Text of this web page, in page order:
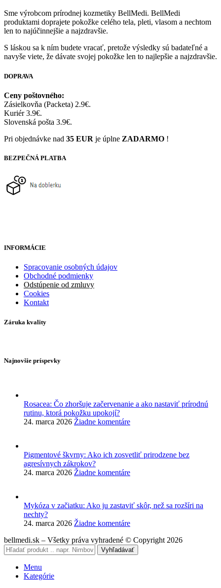
Sme výrobcom prírodnej kozmetiky BellMedi. BellMedi
produktami doprajete pokožke celého tela, pleti, vlasom a nechtom
len to najúčinnejšie a najzdravšie.
S láskou sa k ním budete vracať, pretože výsledky sú badateľné a
navyše viete, že dávate svojej pokožke len to najlepšie a najzdravšie.
DOPRAVA
Ceny poštovného:
Zásielkovňa (Packeta) 2.9€.
Kuriér 3.9€.
Slovenská pošta 3.9€.
Pri objednávke nad 35 EUR je úplne ZADARMO !
BEZPEČNÁ PLATBA
INFORMÁCIE
Spracovanie osobných údajov
Obchodné podmienky
Odstúpenie od zmluvy
Cookies
Kontakt
Záruka kvality
Najnovšie príspevky
Rosacea: Čo zhoršuje začervenanie a ako nastaviť prírodnú
rutinu, ktorá pokožku upokojí?
24. marca 2026 Žiadne komentáre
Pigmentové škvrny: Ako ich zosvetliť prirodzene bez
agresívnych zákrokov?
24. marca 2026 Žiadne komentáre
Mykóza v začiatku: Ako ju zastaviť skôr, než sa rozšíri na
nechty?
24. marca 2026 Žiadne komentáre
bellmedi.sk – Všetky práva vyhradené © Copyright 2026
Vyhľadávať
Menu
Kategórie